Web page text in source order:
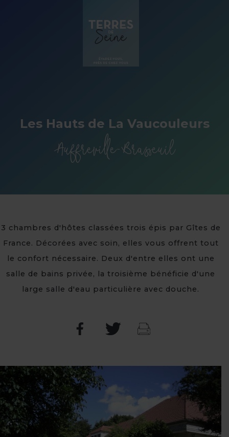
Les Hauts de La Vaucouleurs
Auffreville-Brasseuil
3 chambres d'hôtes classées trois épis par Gîtes de
France. Décorées avec soin, elles vous offrent tout
le confort nécessaire. Deux d'entre elles ont une
salle de bains privée, la troisième bénéficie d'une
large salle d'eau particulière avec douche.